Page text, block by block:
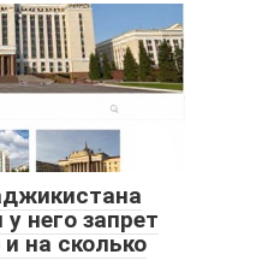
него запрет
на сколько